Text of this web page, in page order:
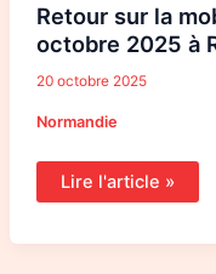
Retour sur la
octobre 2025 à
20 octobre 2025
Normandie
Lire l'article »